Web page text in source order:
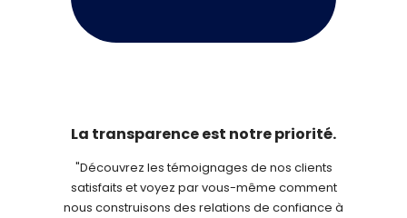
La transparence est notre priorité.
"Découvrez les témoignages de nos clients
satisfaits et voyez par vous-même comment
nous construisons des relations de confiance à